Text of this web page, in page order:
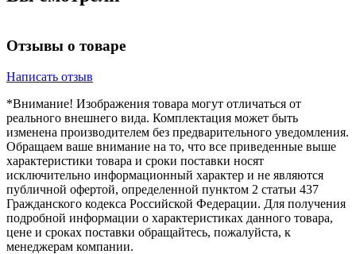
Отзывы о товаре
Написать отзыв
*Внимание! Изображения товара могут отличаться от
реального внешнего вида. Комплектация может быть
изменена производителем без предварительного уведомления.
Обращаем ваше внимание на то, что все приведенные выше
характеристики товара и сроки поставки носят
исключительно информационный характер и не являются
публичной офертой, определенной пунктом 2 статьи 437
Гражданского кодекса Российской Федерации. Для получения
подробной информации о характеристиках данного товара,
цене и сроках поставки обращайтесь, пожалуйста, к
менеджерам компании.